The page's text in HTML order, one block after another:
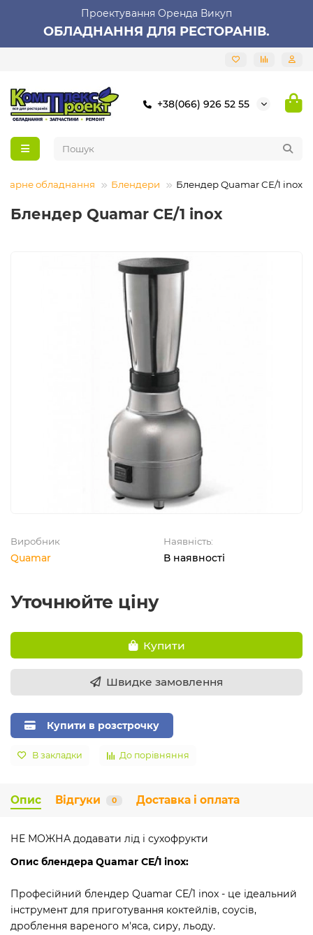
Проектування Оренда Викуп
ОБЛАДНАННЯ ДЛЯ РЕСТОРАНІВ.
+38(066) 926 52 55
Барне обладнання Блендери Блендер Quamar CE/1 inox
Блендер Quamar CE/1 inox
Виробник
Quamar
Наявність:
В наявності
Уточнюйте ціну
Купити
Швидке замовлення
Купити в розстрочку
В закладки До порівняння
Опис Відгуки 0 Доставка і оплата
НЕ МОЖНА додавати лід і сухофрукти
Опис блендера Quamar CE/1 inox:
Професійний блендер Quamar CE/1 inox - це ідеальний
інструмент для приготування коктейлів, соусів,
дроблення вареного м'яса, сиру, льоду.